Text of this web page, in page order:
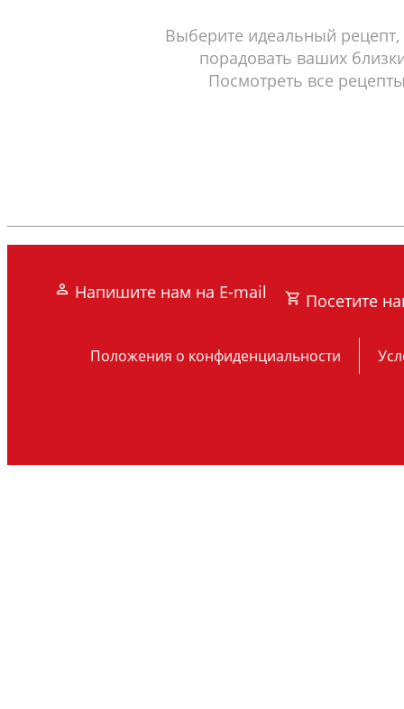
Выберите идеальный
порадовать ваших
Посмотреть все
Напишите нам на E-mail Посетите
Положения о конфиденциальности